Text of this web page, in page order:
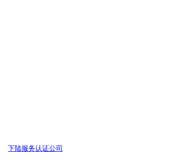
下陆服务认证公司